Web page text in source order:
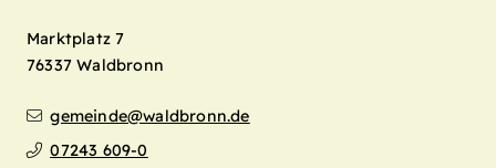
Marktplatz 7
76337 Waldbronn
gemeinde@waldbronn.de
07243 609-0